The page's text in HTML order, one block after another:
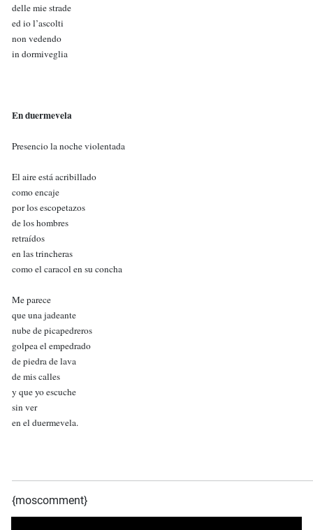
delle mie strade
ed io l’ascolti
non vedendo
in dormiveglia
En duermevela
Presencio la noche violentada
El aire está acribillado
como encaje
por los escopetazos
de los hombres
retraídos
en las trincheras
como el caracol en su concha
Me parece
que una jadeante
nube de picapedreros
golpea el empedrado
de piedra de lava
de mis calles
y que yo escuche
sin ver
en el duermevela.
{moscomment}